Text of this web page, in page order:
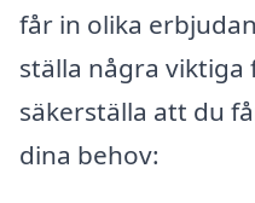
får in olika
ställa några
säkerställa att du
dina behov: